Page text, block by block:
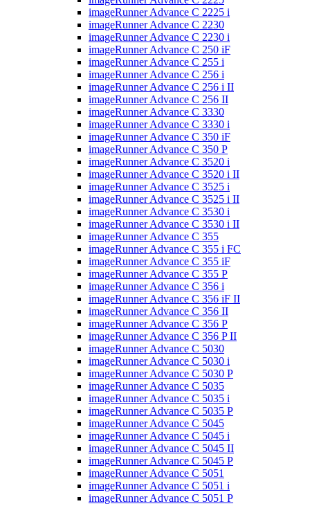
imageRunner Advance C 2225 i
imageRunner Advance C 2230
imageRunner Advance C 2230 i
imageRunner Advance C 250 iF
imageRunner Advance C 255 i
imageRunner Advance C 256 i
imageRunner Advance C 256 i II
imageRunner Advance C 256 II
imageRunner Advance C 3330
imageRunner Advance C 3330 i
imageRunner Advance C 350 iF
imageRunner Advance C 350 P
imageRunner Advance C 3520 i
imageRunner Advance C 3520 i II
imageRunner Advance C 3525 i
imageRunner Advance C 3525 i II
imageRunner Advance C 3530 i
imageRunner Advance C 3530 i II
imageRunner Advance C 355
imageRunner Advance C 355 i FC
imageRunner Advance C 355 iF
imageRunner Advance C 355 P
imageRunner Advance C 356 i
imageRunner Advance C 356 iF II
imageRunner Advance C 356 II
imageRunner Advance C 356 P
imageRunner Advance C 356 P II
imageRunner Advance C 5030
imageRunner Advance C 5030 i
imageRunner Advance C 5030 P
imageRunner Advance C 5035
imageRunner Advance C 5035 i
imageRunner Advance C 5035 P
imageRunner Advance C 5045
imageRunner Advance C 5045 i
imageRunner Advance C 5045 II
imageRunner Advance C 5045 P
imageRunner Advance C 5051
imageRunner Advance C 5051 i
imageRunner Advance C 5051 P